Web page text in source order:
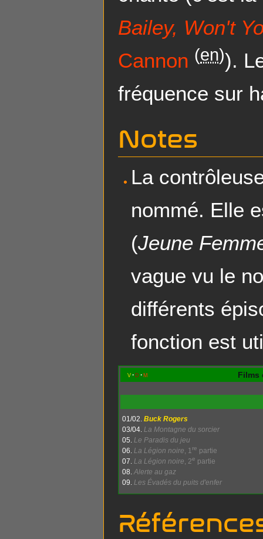
Bailey, Won't
Cannon (en)).
fréquence sur
Notes
La
nommé. Elle
(Jeune
vague vu le
différents
fonction est
v d m Films
01/02.Buck Rogers
03/04.La Montagne du sorcier
05.Le Paradis du jeu
06.La Légion noire, 1re partie
07.La Légion noire, 2e partie
08.Alerte au gaz
09.Les Évadés du puits d'enfer